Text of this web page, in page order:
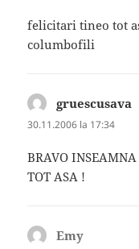
felicitari tineo tot
columbofili
gruescusava
30.11.2006 la 17:34
BRAVO
TOT ASA !
Emy